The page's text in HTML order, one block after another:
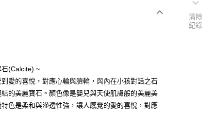
款
石(Calcite) ~
愛的喜悅，對應心輪與臍輪，與內在小孩對話之石
的美麗寶石。顏色像是嬰兒與天使肌膚般的美麗美
色是柔和與滲透性強，讓人感覺的愛的喜悅，對應
清除
紀錄